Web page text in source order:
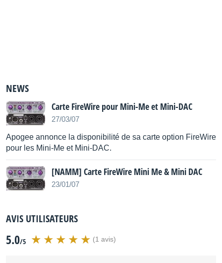
XLR/Jack 6.35.
Attention, l'interface USB ne véhicule que du
24bits/48kHz. (dithering UV22 HR)
Source : Apogee Electronics
NEWS
Carte FireWire pour Mini-Me et Mini-DAC
27/03/07
Apogee annonce la disponibilité de sa carte option FireWire
pour les Mini-Me et Mini-DAC.
[NAMM] Carte FireWire Mini Me & Mini DAC
23/01/07
AVIS UTILISATEURS
5.0/5 (1 avis)